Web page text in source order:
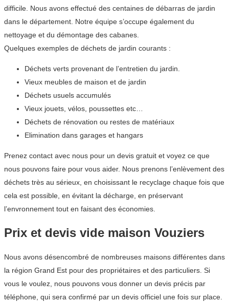
difficile. Nous avons effectué des centaines de débarras de jardin
dans le département. Notre équipe s’occupe également du
nettoyage et du démontage des cabanes.
Quelques exemples de déchets de jardin courants :
Déchets verts provenant de l’entretien du jardin.
Vieux meubles de maison et de jardin
Déchets usuels accumulés
Vieux jouets, vélos, poussettes etc…
Déchets de rénovation ou restes de matériaux
Elimination dans garages et hangars
Prenez contact avec nous pour un devis gratuit et voyez ce que
nous pouvons faire pour vous aider. Nous prenons l’enlèvement des
déchets très au sérieux, en choisissant le recyclage chaque fois que
cela est possible, en évitant la décharge, en préservant
l’envronnement tout en faisant des économies.
Prix et devis vide maison Vouziers
Nous avons désencombré de nombreuses maisons différentes dans
la région Grand Est pour des propriétaires et des particuliers. Si
vous le voulez, nous pouvons vous donner un devis précis par
téléphone, qui sera confirmé par un devis officiel une fois sur place.